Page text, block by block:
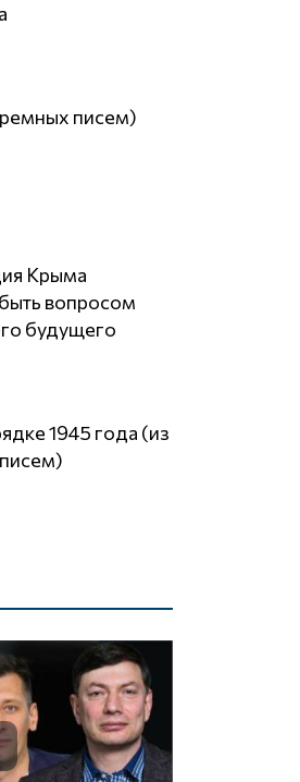
писем)
вопросом
будущего